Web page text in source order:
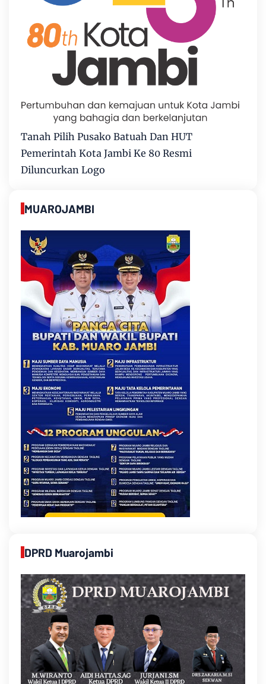
Tanah Pilih Pusako Batuah Dan HUT
Pemerintah Kota Jambi Ke 80 Resmi
Diluncurkan Logo
MUAROJAMBI
DPRD Muarojambi